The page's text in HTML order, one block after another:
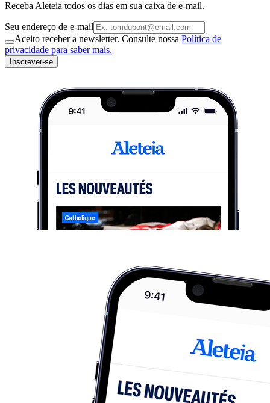
Receba Aleteia todos os dias em sua caixa de e-mail.
Seu endereço de e-mail
Aceito receber a newsletter. Consulte nossa Política de
privacidade para saber mais.
Inscrever-se